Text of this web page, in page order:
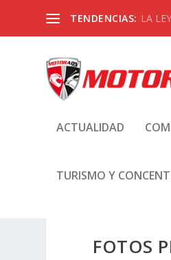
TENDENCIAS: LA
ACTUALIDAD
TURISMO Y
FOTOS